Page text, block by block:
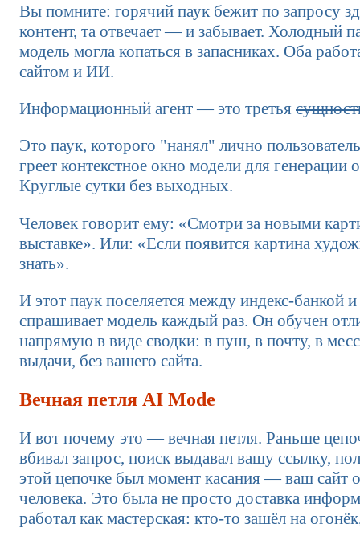
Вы помните: горячий паук бежит по запросу
контент, та отвечает — и забывает. Холодный
модель могла копаться в запасниках. Оба
сайтом и ИИ.
Информационный агент — это третья
Это паук, которого "нанял" лично
греет контекстное окно модели для генерации
Круглые сутки без выходных.
Человек говорит ему: «Смотри за новыми
выставке». Или: «Если появится картина
знать».
И этот паук поселяется между индекс-банкой
спрашивает модель каждый раз. Он обучен
напрямую в виде сводки: в пуш, в почту, в
выдачи, без вашего сайта.
Вечная петля AI Mode
И вот почему это — вечная петля. Раньше
вбивал запрос, поиск выдавал вашу ссылку,
этой цепочке был момент касания — ваш сайт
человека. Это была не просто доставка
работал как мастерская: кто-то зашёл на